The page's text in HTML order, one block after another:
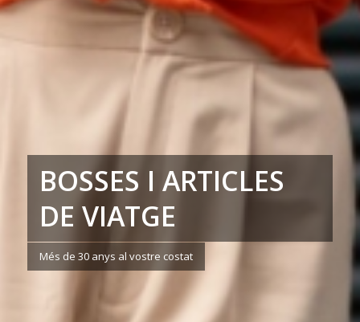
BOSSES I ARTICLES
DE VIATGE
Més de 30 anys al vostre costat